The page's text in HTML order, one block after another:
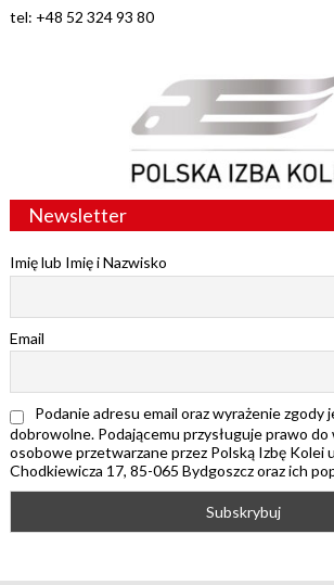
tel: +48 52 324 93 80
Newsletter
Imię lub Imię i Nazwisko
Email
Podanie adresu email oraz wyrażenie zgody
dobrowolne. Podającemu przysługuje prawo
osobowe przetwarzane przez Polską Izbę Kolei
Chodkiewicza 17, 85-065 Bydgoszcz oraz ich